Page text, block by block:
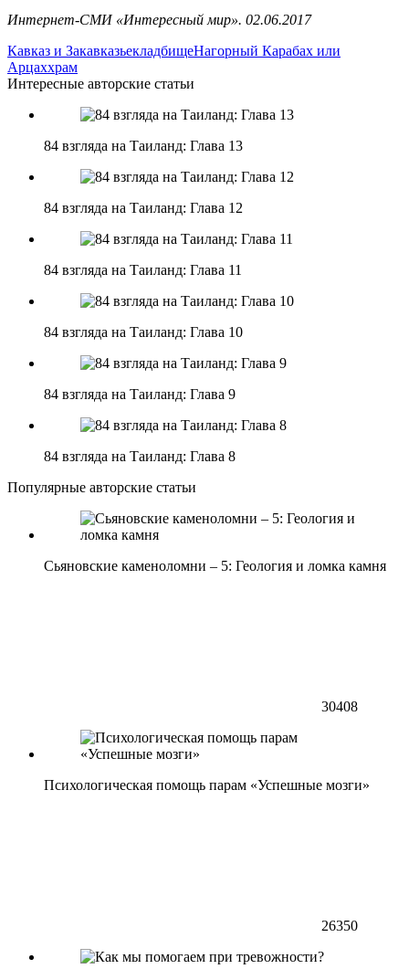
Интернет-СМИ «Интересный мир». 02.06.2017
Кавказ и ЗакавказьекладбищеНагорный Карабах или
Арцаххрам
Интересные авторские статьи
84 взгляда на Таиланд: Глава 13
84 взгляда на Таиланд: Глава 12
84 взгляда на Таиланд: Глава 11
84 взгляда на Таиланд: Глава 10
84 взгляда на Таиланд: Глава 9
84 взгляда на Таиланд: Глава 8
Популярные авторские статьи
Сьяновские каменоломни – 5: Геология и ломка камня
30408
Психологическая помощь парам «Успешные мозги»
26350